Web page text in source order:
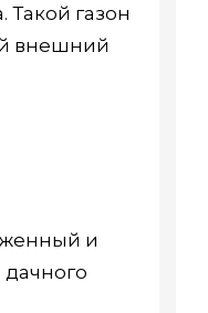
Такой газон
внешний
и